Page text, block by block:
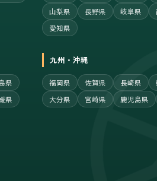
山梨県
長野県 岐阜県
愛知県
県
県
九州・沖縄
福岡県 佐賀県 長崎県
大分県
宮崎県 鹿児島県